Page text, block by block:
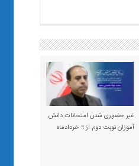
غیر حضوری شدن امتحانات دانش
آموزان نوبت دوم از ۹ خردادماه